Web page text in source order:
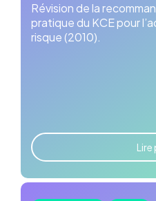
Révision de la
pratique du KCE pour
risque (2010).
Lire